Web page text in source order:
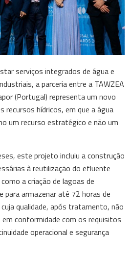
serviços integrados de água e
a parceria entre a TAWZEA
(Portugal) representa um novo
recursos hídricos, em que a água
um recurso estratégico e não um
este projeto incluiu a construção
à reutilização do efluente
a criação de lagoas de
para armazenar até 72 horas de
qualidade, após tratamento, não
conformidade com os requisitos
operacional e segurança